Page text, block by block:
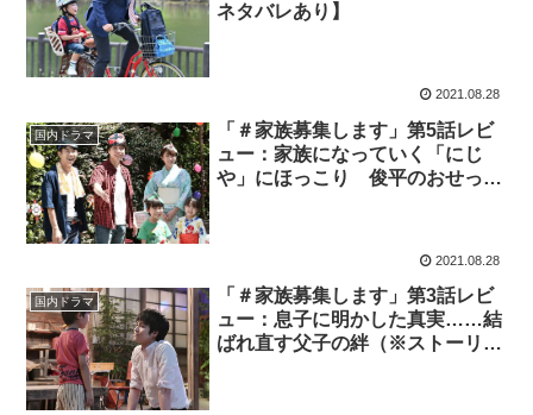
ネタバレあり】
2021.08.28
国内ドラマ
「＃家族募集します」第5話レビ
ュー：家族になっていく「にじ
や」にほっこり 俊平のおせっか
2021.08.28
国内ドラマ
「＃家族募集します」第3話レビ
ュー：息子に明かした真実……結
ばれ直す父子の絆（※ストーリー